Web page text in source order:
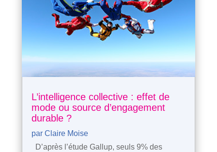
L’intelligence collective : effet de
mode ou source d’engagement
durable ?
par Claire Moise
D’après l’étude Gallup, seuls 9% des